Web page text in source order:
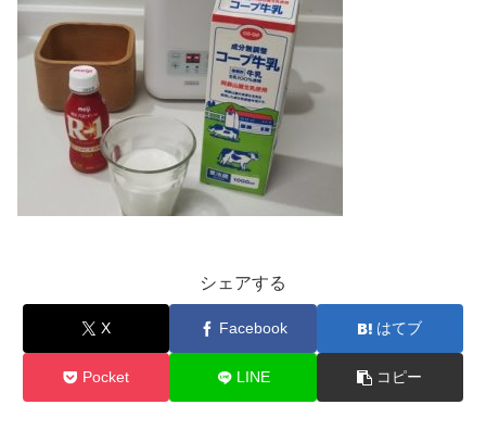
シェアする
X Facebook はてブ
Pocket LINE コピー